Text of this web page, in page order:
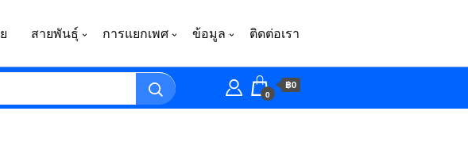
สายพันธุ์ การแยกเพศ ข้อมูล ติดต่อเรา
0
฿0